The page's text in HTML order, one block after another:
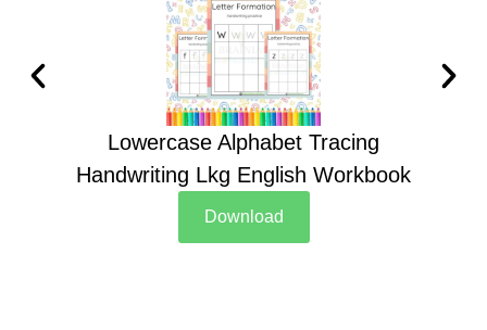
Lowercase Alphabet Tracing
Handwriting Lkg English Workbook
Download